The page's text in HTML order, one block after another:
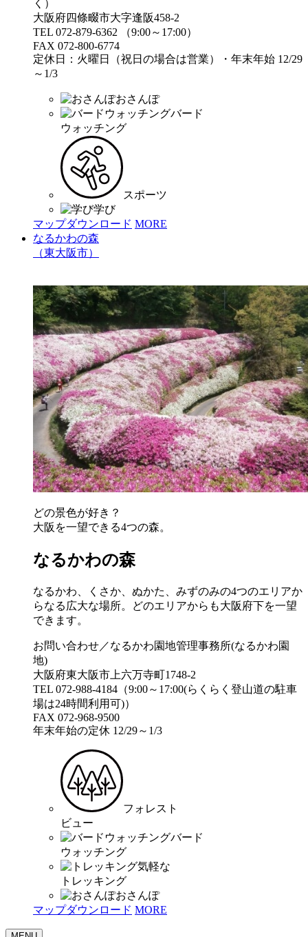
く）
大阪府四條畷市大字逢阪458-2
TEL 072-879-6362 （9:00～17:00）
FAX 072-800-6774
定休日：火曜日（祝日の場合は営業）・年末年始 12/29
～1/3
おさんぽ
バード
ウォッチング
スポーツ
学び
マップダウンロード MORE
なるかわの森
（東大阪市）
どの景色が好き？
大阪を一望できる4つの森。
なるかわの森
なるかわ、くさか、ぬかた、みずのみの4つのエリアか
らなる広大な場所。どのエリアからも大阪府下を一望
できます。
お問い合わせ／なるかわ園地管理事務所(なるかわ園
地)
大阪府東大阪市上六万寺町1748-2
TEL 072-988-4184（9:00～17:00(らくらく登山道の駐車
場は24時間利用可)）
FAX 072-968-9500
年末年始の定休 12/29～1/3
フォレスト
ビュー
バード
ウォッチング
気軽な
トレッキング
おさんぽ
マップダウンロード MORE